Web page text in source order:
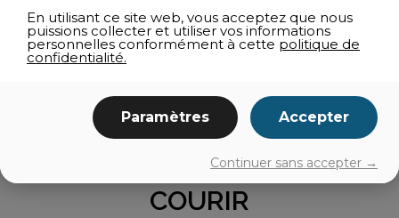
Depuis 2014, leBromont Ultraest un rendez-vous
incontournable pour les passionnés de course en
sentier. Cet événement annuel, tenu chaque mois
philanthropie, offrant des défis pour tous : du 2 km
pour enfants jusqu’à l’ultra-marathon signature de
OÙ S’ÉQUIPER POUR
COURIR
En utilisant ce site web, vous acceptez que nous
puissions collecter et utiliser vos informations
personnelles conformément à cette politique de
confidentialité.
Paramètres Accepter
Continuer sans accepter →